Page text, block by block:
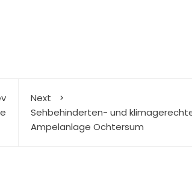
Next
Sehbehinderten- und
Ampelanlage Ochtersum